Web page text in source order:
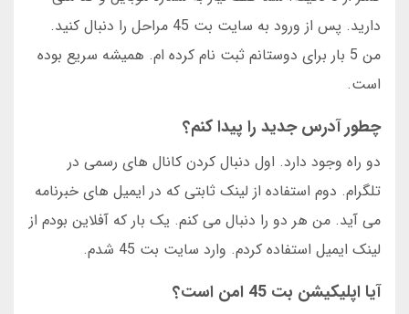
دارید. پس از ورود به سایت بت 45 مراحل را دنبال کنید.
من 5 بار برای دوستانم ثبت نام کرده ام. همیشه سریع بوده
است.
چطور آدرس جدید را پیدا کنم؟
دو راه وجود دارد. اول دنبال کردن کانال های رسمی در
تلگرام. دوم استفاده از لینک ثابتی که در ایمیل های خبرنامه
می آید. من هر دو را دنبال می کنم. یک بار که آفلاین بودم از
لینک ایمیل استفاده کردم. وارد سایت بت 45 شدم.
آیا اپلیکیشن بت 45 امن است؟